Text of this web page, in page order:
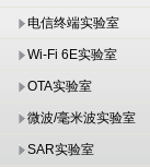
电信终端实验室
Wi-Fi 6E实验室
OTA实验室
微波/毫米波实验室
SAR实验室